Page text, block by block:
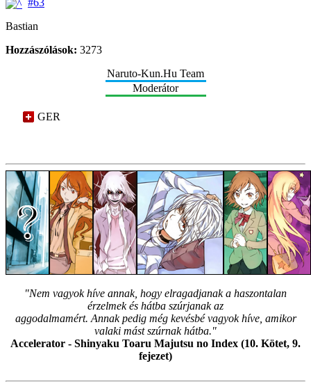
#63
Bastian
Hozzászólások: 3273
Naruto-Kun.Hu Team
Moderátor
GER
"Nem vagyok híve annak, hogy elragadjanak a haszontalan
érzelmek és hátba szúrjanak az
aggodalmamért. Annak pedig még kevésbé vagyok híve, amikor
valaki mást szúrnak hátba."
Accelerator - Shinyaku Toaru Majutsu no Index (10. Kötet, 9.
fejezet)